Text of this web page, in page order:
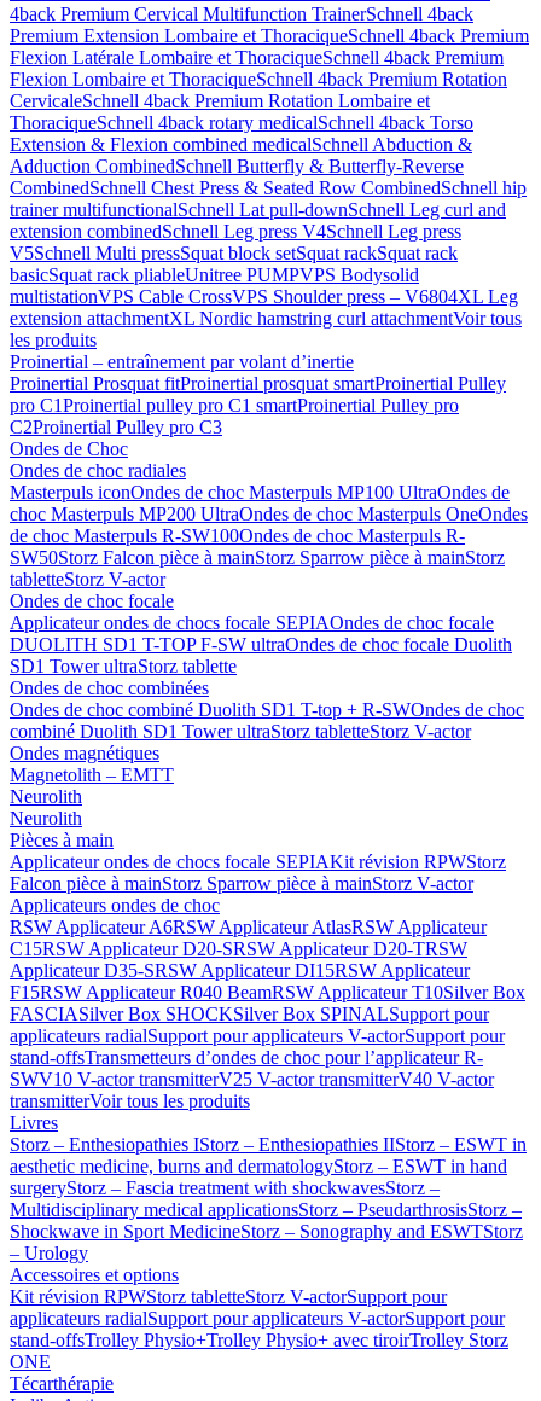
4back Premium Cervical Multifunction TrainerSchnell 4back
Premium Extension Lombaire et ThoraciqueSchnell 4back Premium
Flexion Latérale Lombaire et ThoraciqueSchnell 4back Premium
Flexion Lombaire et ThoraciqueSchnell 4back Premium Rotation
CervicaleSchnell 4back Premium Rotation Lombaire et
ThoraciqueSchnell 4back rotary medicalSchnell 4back Torso
Extension & Flexion combined medicalSchnell Abduction &
Adduction CombinedSchnell Butterfly & Butterfly-Reverse
CombinedSchnell Chest Press & Seated Row CombinedSchnell hip
trainer multifunctionalSchnell Lat pull-downSchnell Leg curl and
extension combinedSchnell Leg press V4Schnell Leg press
V5Schnell Multi pressSquat block setSquat rackSquat rack
basicSquat rack pliableUnitree PUMPVPS Bodysolid
multistationVPS Cable CrossVPS Shoulder press – V6804XL Leg
extension attachmentXL Nordic hamstring curl attachmentVoir tous
les produits
Proinertial – entraînement par volant d’inertie
Proinertial Prosquat fitProinertial prosquat smartProinertial Pulley
pro C1Proinertial pulley pro C1 smartProinertial Pulley pro
C2Proinertial Pulley pro C3
Ondes de Choc
Ondes de choc radiales
Masterpuls iconOndes de choc Masterpuls MP100 UltraOndes de
choc Masterpuls MP200 UltraOndes de choc Masterpuls OneOndes
de choc Masterpuls R-SW100Ondes de choc Masterpuls R-
SW50Storz Falcon pièce à mainStorz Sparrow pièce à mainStorz
tabletteStorz V-actor
Ondes de choc focale
Applicateur ondes de chocs focale SEPIAOndes de choc focale
DUOLITH SD1 T-TOP F-SW ultraOndes de choc focale Duolith
SD1 Tower ultraStorz tablette
Ondes de choc combinées
Ondes de choc combiné Duolith SD1 T-top + R-SWOndes de choc
combiné Duolith SD1 Tower ultraStorz tabletteStorz V-actor
Ondes magnétiques
Magnetolith – EMTT
Neurolith
Neurolith
Pièces à main
Applicateur ondes de chocs focale SEPIAKit révision RPWStorz
Falcon pièce à mainStorz Sparrow pièce à mainStorz V-actor
Applicateurs ondes de choc
RSW Applicateur A6RSW Applicateur AtlasRSW Applicateur
C15RSW Applicateur D20-SRSW Applicateur D20-TRSW
Applicateur D35-SRSW Applicateur DI15RSW Applicateur
F15RSW Applicateur R040 BeamRSW Applicateur T10Silver Box
FASCIASilver Box SHOCKSilver Box SPINALSupport pour
applicateurs radialSupport pour applicateurs V-actorSupport pour
stand-offsTransmetteurs d’ondes de choc pour l’applicateur R-
SWV10 V-actor transmitterV25 V-actor transmitterV40 V-actor
transmitterVoir tous les produits
Livres
Storz – Enthesiopathies IStorz – Enthesiopathies IIStorz – ESWT in
aesthetic medicine, burns and dermatologyStorz – ESWT in hand
surgeryStorz – Fascia treatment with shockwavesStorz –
Multidisciplinary medical applicationsStorz – PseudarthrosisStorz –
Shockwave in Sport MedicineStorz – Sonography and ESWTStorz
– Urology
Accessoires et options
Kit révision RPWStorz tabletteStorz V-actorSupport pour
applicateurs radialSupport pour applicateurs V-actorSupport pour
stand-offsTrolley Physio+Trolley Physio+ avec tiroirTrolley Storz
ONE
Técarthérapie